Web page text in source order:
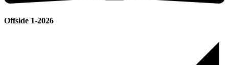
Offside 1-2026